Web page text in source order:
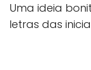
Uma ideia
letras das